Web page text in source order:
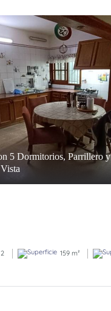
5 Dormitorios, Parrillero y
2 159 m²